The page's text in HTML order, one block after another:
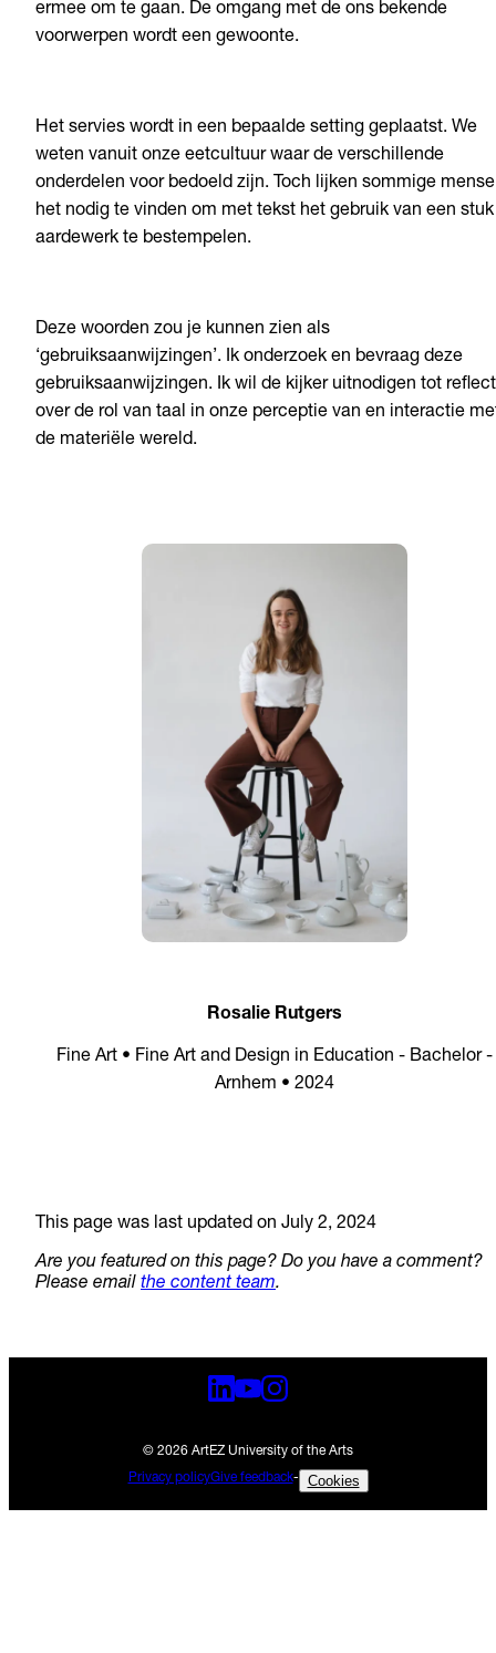
ermee om te gaan. De omgang met de ons bekende
voorwerpen wordt een gewoonte.
Het servies wordt in een bepaalde setting geplaatst. We
weten vanuit onze eetcultuur waar de verschillende
onderdelen voor bedoeld zijn. Toch lijken sommige
het nodig te vinden om met tekst het gebruik van een stuk
aardewerk te bestempelen.
Deze woorden zou je kunnen zien als
‘gebruiksaanwijzingen’. Ik onderzoek en bevraag deze
gebruiksaanwijzingen. Ik wil de kijker uitnodigen tot
over de rol van taal in onze perceptie van en interactie
de materiële wereld.
Rosalie Rutgers
Fine Art • Fine Art and Design in Education - Bachelor -
Arnhem • 2024
This page was last updated on July 2, 2024
Are you featured on this page? Do you have a comment?
Please email the content team.
© 2026 ArtEZ University of the Arts
Privacy policyGive feedback- Cookies